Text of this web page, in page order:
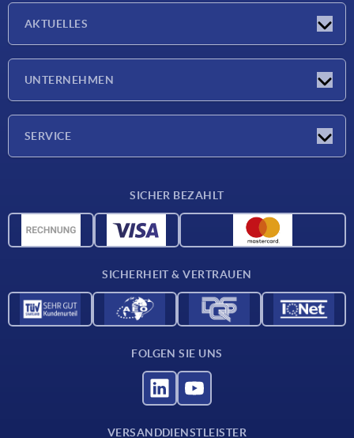
AKTUELLES
UNTERNEHMEN
SERVICE
CAD-Daten
SICHER BEZAHLT
SICHERHEIT & VERTRAUEN
FOLGEN SIE UNS
VERSANDDIENSTLEISTER